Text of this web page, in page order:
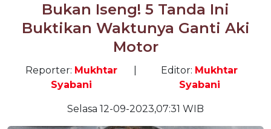
Bukan Iseng! 5 Tanda Ini
Buktikan Waktunya Ganti Aki
Motor
Reporter: Mukhtar
Syabani
Editor: Mukhtar
Syabani
Selasa 12-09-2023,07:31 WIB